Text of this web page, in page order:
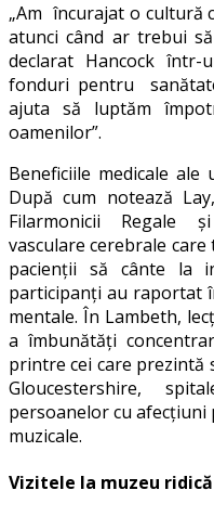
„Am încurajat o cultură
atunci când ar trebui
declarat Hancock
fonduri pentru
ajuta să luptăm
oamenilor”.
Beneficiile medicale
După cum notează
Filarmonicii Regale
vasculare cerebrale
pacienții să cânte la
participanți au raportat
mentale. În Lambeth,
a îmbunătăți
printre cei care prezintă
Gloucestershire,
persoanelor cu
muzicale.
Vizitele la muzeu